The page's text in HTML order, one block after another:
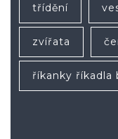
třídění
zvířata
říkanky říkadla